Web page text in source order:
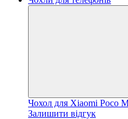
Чохол для Xiaomi Poco
Залишити відгук